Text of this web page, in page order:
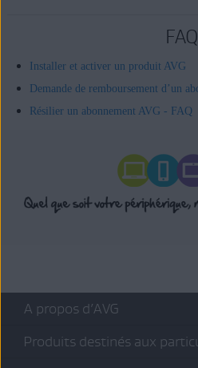
FAQ
Installer et activer un produit AVG
Demande de remboursement d’un
Résilier un abonnement AVG - FAQ
A propos d’AVG
Produits destinés aux